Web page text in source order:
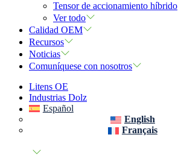
Tensor de accionamiento híbrido
Ver todo
Calidad OEM
Recursos
Noticias
Comuníquese con nosotros
Litens OE
Industrias Dolz
Español
English
Français